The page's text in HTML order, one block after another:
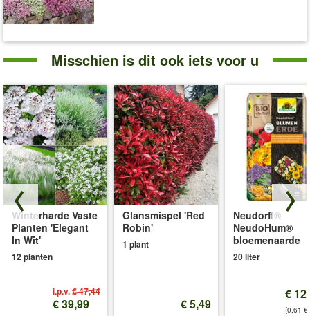
Levering omvat:9x9 cm-pot
Misschien is dit ook iets voor u
Winterharde Vaste
Planten 'Elegant
In Wit'
12 planten
i.p.v.€ 47,44
€ 39,99
Glansmispel 'Red
Robin'
1 plant
€ 5,49
Neudorff®
NeudoHum®
bloemenaarde
20 liter
€
(0,61